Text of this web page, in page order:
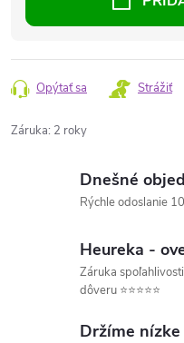
Opýtať sa Strážiť
Záruka: 2 roky
Dnešné
Rýchle odoslanie
Heureka -
Záruka
dôveru ⭐⭐⭐⭐⭐
Držíme